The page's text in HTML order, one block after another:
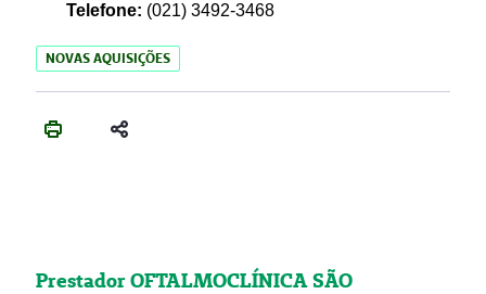
Telefone: (021) 3492-3468
NOVAS AQUISIÇÕES
Prestador OFTALMOCLÍNICA SÃO